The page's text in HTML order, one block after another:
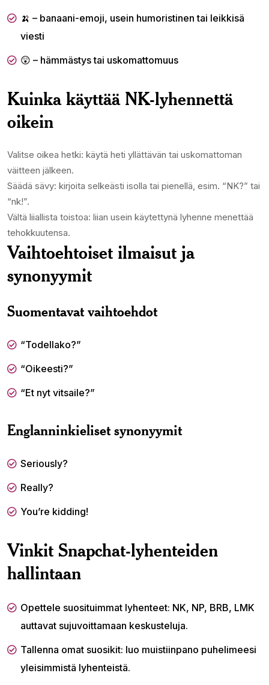
🍌 – banaani-emoji, usein humoristinen tai leikkisä
viesti
😲 – hämmästys tai uskomattomuus
Kuinka käyttää NK-lyhennettä
oikein
Valitse oikea hetki: käytä heti yllättävän tai uskomattoman
väitteen jälkeen.
Säädä sävy: kirjoita selkeästi isolla tai pienellä, esim. “NK?” tai
“nk!”.
Vältä liiallista toistoa: liian usein käytettynä lyhenne menettää
tehokkuutensa.
Vaihtoehtoiset ilmaisut ja
synonyymit
Suomentavat vaihtoehdot
“Todellako?”
“Oikeesti?”
“Et nyt vitsaile?”
Englanninkieliset synonyymit
Seriously?
Really?
You’re kidding!
Vinkit Snapchat-lyhenteiden
hallintaan
Opettele suosituimmat lyhenteet: NK, NP, BRB, LMK
auttavat sujuvoittamaan keskusteluja.
Tallenna omat suosikit: luo muistiinpano puhelimeesi
yleisimmistä lyhenteistä.